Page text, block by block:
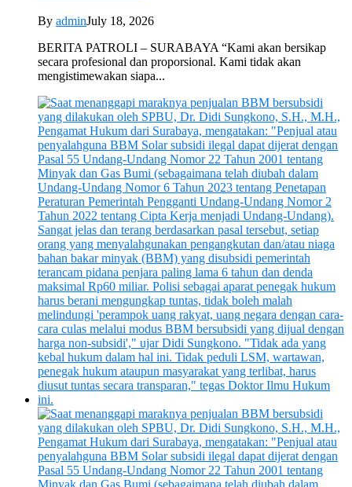
By adminJuly 18, 2026
BERITA PATROLI – SURABAYA “Kami akan bersikap
secara profesional dan proporsional. Kami tidak akan
mengistimewakan siapa...